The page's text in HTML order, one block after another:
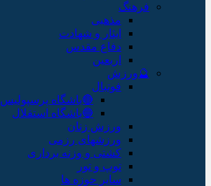
فرهنگ
مذهبی
ایثار و شهادت
دفاع مقدس
اربعین
🔮ورزش
فوتبال
🔴باشگاه پرسپولیس
🔵باشگاه استقلال
ورزش زنان
ورزشهای رزمی
کشتی و وزنه برداری
توپ و تور
سایر حوزه ها